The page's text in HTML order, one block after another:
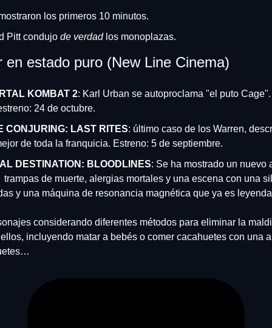
los primeros 10 minutos.
Pitt condujo de verdad los monoplazas.
en estado puro (New Line Cinema)
KOMBAT 2: Karl Urban se autoproclama "el puto
24 de octubre.
CONJURING: LAST RITES: último caso de los Warren,
de toda la franquicia. Estreno: 5 de septiembre.
DESTINATION: BLOODLINES: Se ha mostrado un nuevo
trampas de muerte, alergias mortales y una escena con una
y una máquina de resonancia magnética que ya es
considerando diferentes métodos para eliminar la
incluyendo matar a bebés o comer cacahuetes con una